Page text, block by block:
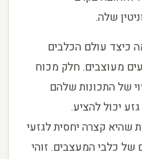
שלה.
כיצד עולם הכלבים
מעוצבים. חלק מכוח
של התכונות שלהם
יכול להציע.
שהיא קצרה יחסית לגזעי
של כלבי המעצבים. זוהי